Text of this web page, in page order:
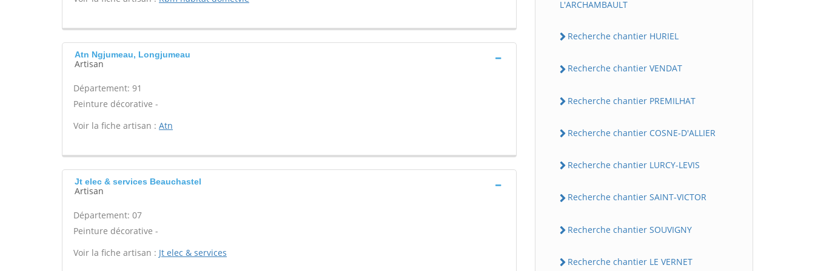
Atn Ngjumeau, Longjumeau
Artisan
Département: 91
Peinture décorative -
Voir la fiche artisan : Atn
Jt elec & services Beauchastel
Artisan
Département: 07
Peinture décorative -
Voir la fiche artisan : Jt elec & services
L'ARCHAMBAULT
Recherche chantier HURIEL
Recherche chantier VENDAT
Recherche chantier PREMILHAT
Recherche chantier COSNE-D'ALLIER
Recherche chantier LURCY-LEVIS
Recherche chantier SAINT-VICTOR
Recherche chantier SOUVIGNY
Recherche chantier LE VERNET